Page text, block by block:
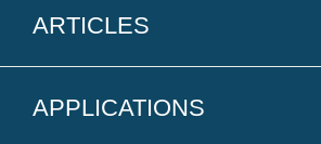
ARTICLES
APPLICATIONS